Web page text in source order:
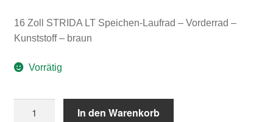
16 Zoll STRIDA LT Speichen-Laufrad – Vorderrad –
Kunststoff – braun
Vorrätig
In den Warenkorb